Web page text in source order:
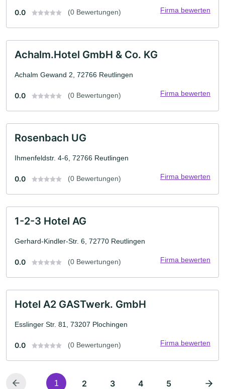
0.0 (0 Bewertungen) Firma bewerten
Achalm.Hotel GmbH & Co. KG
Achalm Gewand 2, 72766 Reutlingen
0.0 (0 Bewertungen) Firma bewerten
Rosenbach UG
Ihmenfeldstr. 4-6, 72766 Reutlingen
0.0 (0 Bewertungen) Firma bewerten
1-2-3 Hotel AG
Gerhard-Kindler-Str. 6, 72770 Reutlingen
0.0 (0 Bewertungen) Firma bewerten
Hotel A2 GASTwerk. GmbH
Esslinger Str. 81, 73207 Plochingen
0.0 (0 Bewertungen) Firma bewerten
1 2 3 4 5